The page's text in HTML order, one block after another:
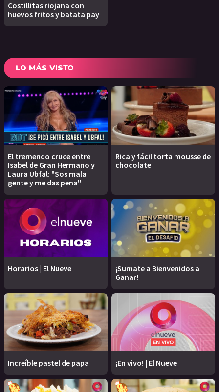
Costillitas riojana con
huevos fritos y batata pay
LO MÁS VISTO
El tremendo cruce entre
Isabel de Gran Hermano y
Laura Ubfal: "Sos mala
gente y me das pena"
Rica y fácil torta mousse de
chocolate
Horarios | El Nueve
¡Sumate a Bienvenidos a
Ganar!
Increíble pastel de papa ¡En vivo! | El Nueve